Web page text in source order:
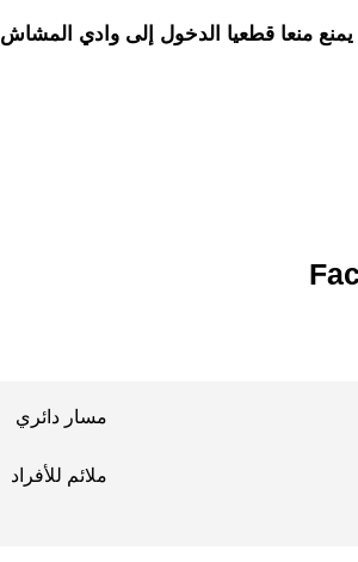
منعا قطعيا الدخول إلى وادي المشاش
كونه توصية، وكل من يعتمد على هذه
فقط، المجالس الإقليمية غير
مسار دائري
ملائم للأفراد